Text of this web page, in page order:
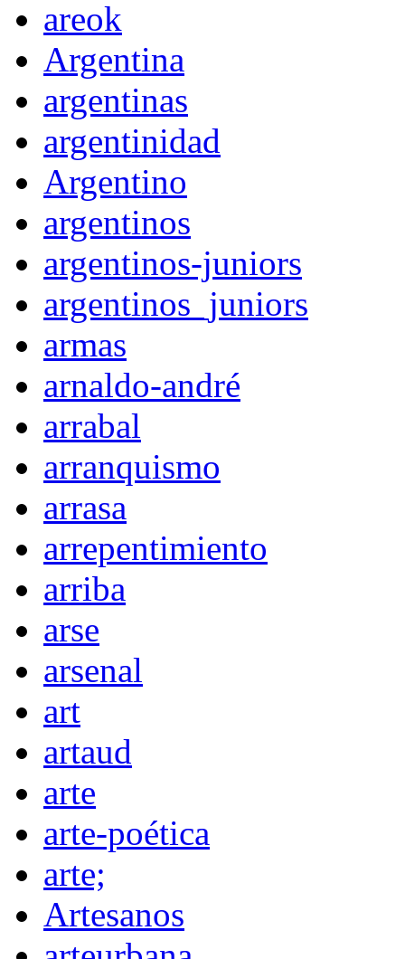
areok
Argentina
argentinas
argentinidad
Argentino
argentinos
argentinos-juniors
argentinos_juniors
armas
arnaldo-andré
arrabal
arranquismo
arrasa
arrepentimiento
arriba
arse
arsenal
art
artaud
arte
arte-poética
arte;
Artesanos